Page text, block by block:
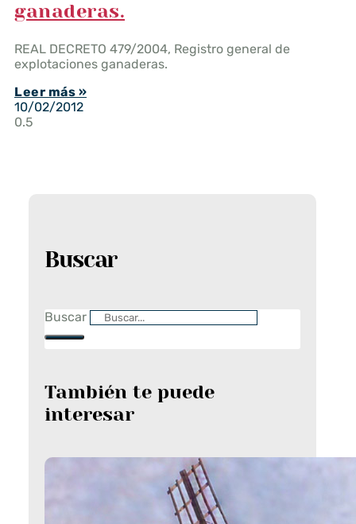
ganaderas.
REAL DECRETO 479/2004, Registro general de
explotaciones ganaderas.
Leer más »
10/02/2012
Buscar
Buscar
También te puede
interesar